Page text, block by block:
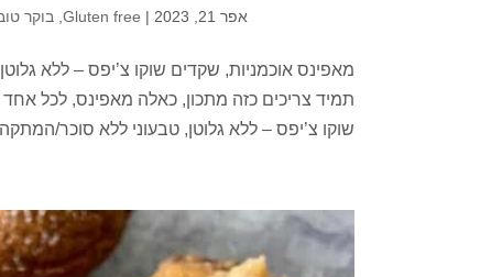
אפר 21, 2023 |
Gluten free בוקר
מאפינס אוכמניות, שקדים שוקו צ’יפס – ללא
תמיד צריכים כזה מתכון, כאלה מאפינס, לכל
שוקו צ’יפס – ללא גלוטן, טבעוני ללא סוכר/